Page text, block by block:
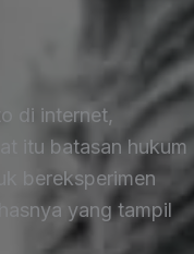
di internet,
itu batasan hukum
bereksperimen
yang tampil